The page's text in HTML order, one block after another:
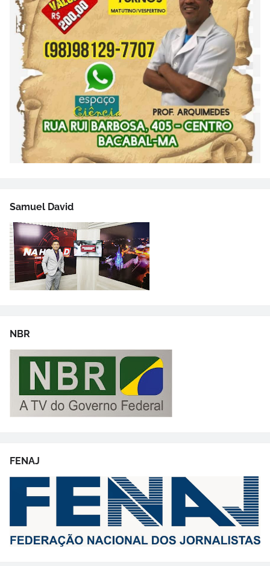
Samuel David
NBR
FENAJ